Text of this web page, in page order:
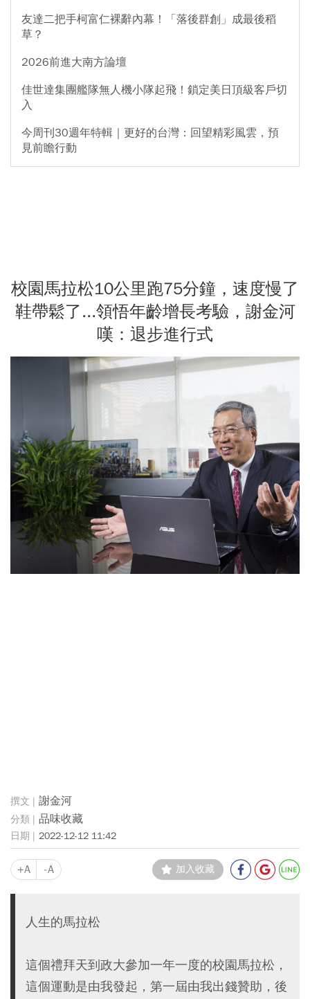
友達二把手柯富仁裸辭內幕！「落後群創」成最後稻
草？
2026前進大南方論壇
佳世達集團艦隊無人機小隊起飛！鎖定美日頂級客戶切
入
今周刊30週年特輯｜更好的台灣：回望精彩風雲，預
見前瞻行動
校園馬拉松10公里跑75分鐘，速度慢了
鞋帶鬆了...領悟年齡增長考驗，謝金河
嘆：退步進行式
謝金河
品味收藏
2022-12-12 11:42
+A -A 加入收藏
人生的馬拉松
這個禮拜天到政大參加一年一度的校園馬拉松，
這個運動是由我發起，第一屆由我出錢贊助，後